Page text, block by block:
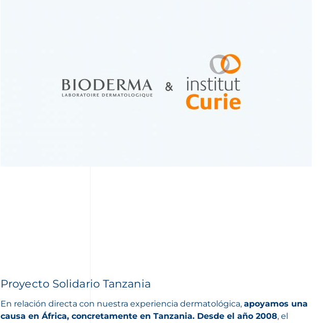
Proyecto Solidario Tanzania
En relación directa con nuestra experiencia dermatológica, apoyamos una
causa en África, concretamente en Tanzania. Desde el año 2008, el